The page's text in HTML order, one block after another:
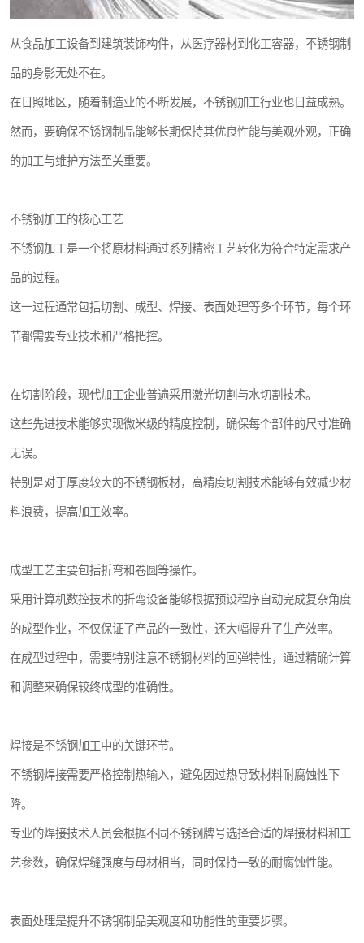
从食品加工设备到建筑装饰构件，从医疗器材到化工容器，不锈钢制
品的身影无处不在。
在日照地区，随着制造业的不断发展，不锈钢加工行业也日益成熟。
然而，要确保不锈钢制品能够长期保持其优良性能与美观外观，正确
的加工与维护方法至关重要。
不锈钢加工的核心工艺
不锈钢加工是一个将原材料通过系列精密工艺转化为符合特定需求产
品的过程。
这一过程通常包括切割、成型、焊接、表面处理等多个环节，每个环
节都需要专业技术和严格把控。
在切割阶段，现代加工企业普遍采用激光切割与水切割技术。
这些先进技术能够实现微米级的精度控制，确保每个部件的尺寸准确
无误。
特别是对于厚度较大的不锈钢板材，高精度切割技术能够有效减少材
料浪费，提高加工效率。
成型工艺主要包括折弯和卷圆等操作。
采用计算机数控技术的折弯设备能够根据预设程序自动完成复杂角度
的成型作业，不仅保证了产品的一致性，还大幅提升了生产效率。
在成型过程中，需要特别注意不锈钢材料的回弹特性，通过精确计算
和调整来确保较终成型的准确性。
焊接是不锈钢加工中的关键环节。
不锈钢焊接需要严格控制热输入，避免因过热导致材料耐腐蚀性下
降。
专业的焊接技术人员会根据不同不锈钢牌号选择合适的焊接材料和工
艺参数，确保焊缝强度与母材相当，同时保持一致的耐腐蚀性能。
表面处理是提升不锈钢制品美观度和功能性的重要步骤。